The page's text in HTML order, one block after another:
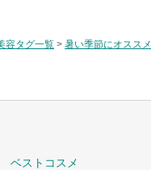
容タグ一覧 > 暑い季節にオススメ
ベストコスメ